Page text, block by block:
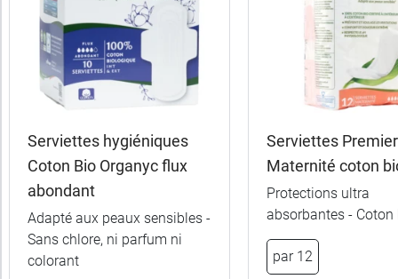
Par défaut
Catégories
Sous-
Serviettes hygiéniques
Coton Bio Organyc flux
abondant
Adapté aux peaux sensibles -
Sans chlore, ni parfum ni
colorant
Serviettes
Maternité coton
Protections ultra
absorbantes - Coton
par 12